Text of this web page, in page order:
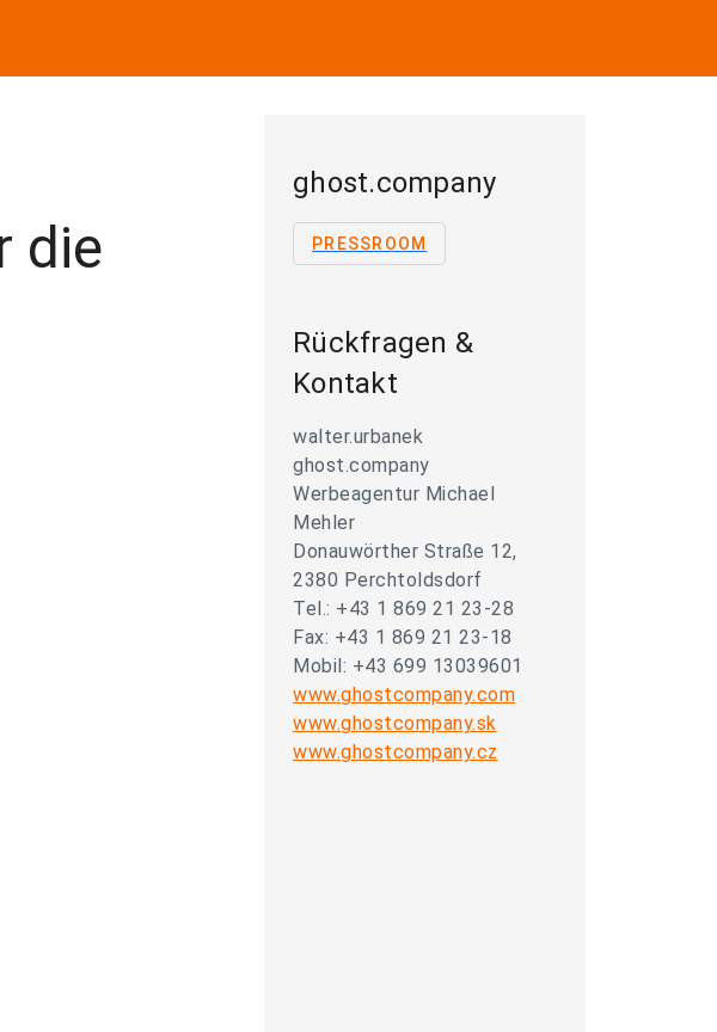
die
ghost.company
PRESSROOM
Rückfragen &
Kontakt
walter.urbanek
ghost.company
Werbeagentur Michael
Mehler
Donauwörther Straße 12,
2380 Perchtoldsdorf
Tel.: +43 1 869 21 23-28
Fax: +43 1 869 21 23-18
Mobil: +43 699 13039601
www.ghostcompany.com
www.ghostcompany.sk
www.ghostcompany.cz